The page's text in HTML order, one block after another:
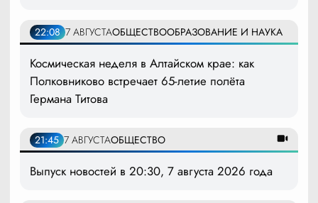
22:08 7 АВГУСТАОБЩЕСТВООБРАЗОВАНИЕ И НАУКА
Космическая неделя в Алтайском крае: как
Полковниково встречает 65-летие полёта
Германа Титова
21:45 7 АВГУСТАОБЩЕСТВО
Выпуск новостей в 20:30, 7 августа 2026 года